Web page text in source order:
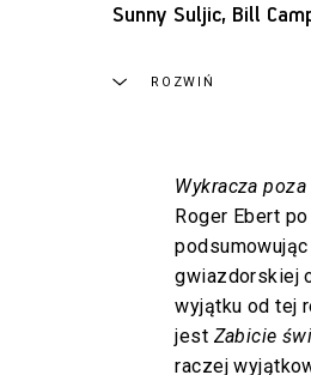
Sunny Suljic, Bill
ROZWIŃ
Wykracza
Roger Ebert
gwiazdorskiej
wyjątku od tej
jest Zabicie
raczej